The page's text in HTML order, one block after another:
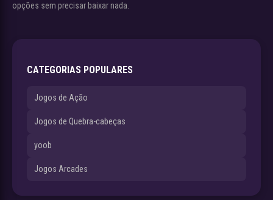
opções sem precisar baixar nada.
CATEGORIAS POPULARES
Jogos de Ação
Jogos de Quebra-cabeças
yoob
Jogos Arcades